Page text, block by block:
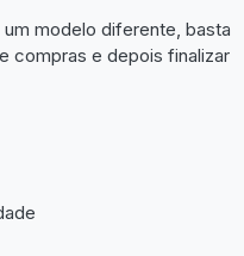
modelo diferente, basta
compras e depois finalizar